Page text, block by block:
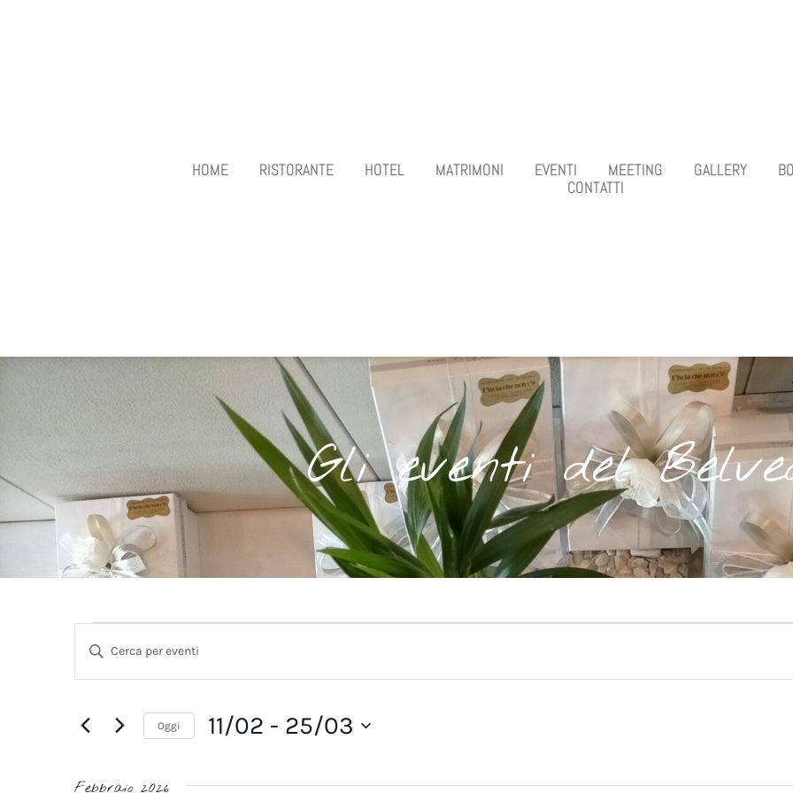
HOME RISTORANTE HOTEL MATRIMONI EVENTI MEETING GALLERY
CONTATTI
Gli eventi del
Eventi
Ricerca
viste
Navigazione
Inserisci
Parola
Cerca
Parola
Oggi 11/02 - 25/03
Febbraio 2026